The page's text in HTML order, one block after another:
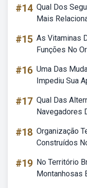
#14 Qual Dos
Mais
#15 As Vitaminas
Funções No
#16 Uma Das
Impediu Sua
#17 Qual Das
Navegadores
#18 Organização
Construídos
#19 No Território
Montanhosas